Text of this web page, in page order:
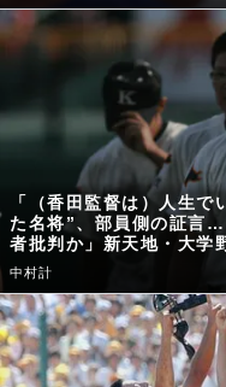
「（香田監督は）人生で
た名将”、部員側の証言
者批判か」新天地・大学
中村計